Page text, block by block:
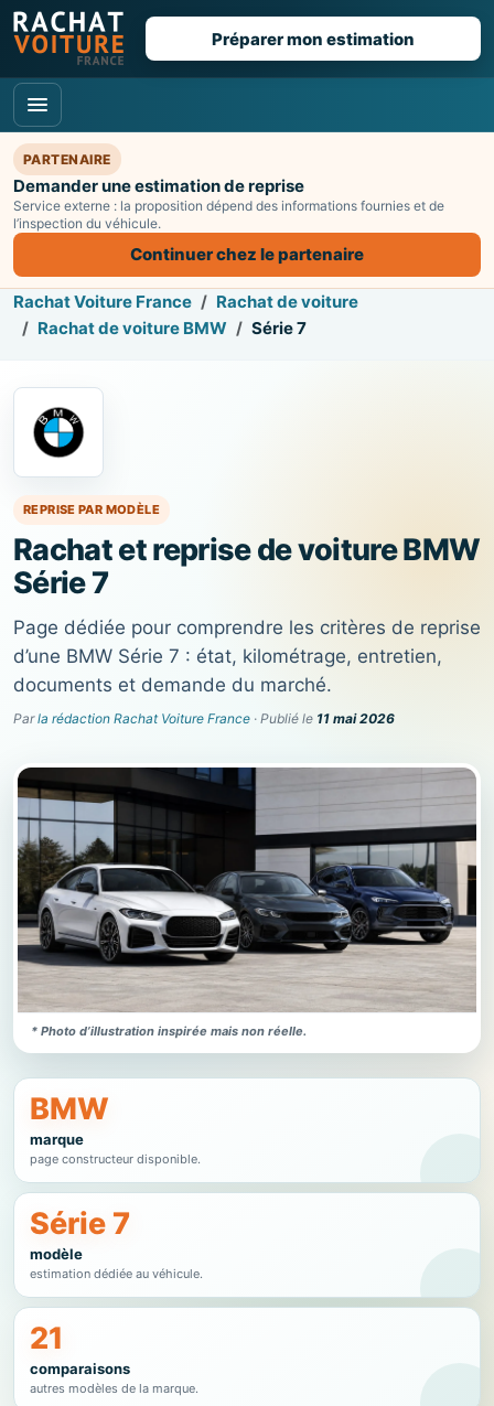
Préparer mon estimation
PARTENAIRE
Demander une estimation de reprise
Service externe : la proposition dépend des informations fournies et de
l’inspection du véhicule.
Continuer chez le partenaire
Rachat Voiture France
Rachat de voiture
Rachat de voiture BMW
Série 7
REPRISE PAR MODÈLE
Rachat et reprise de voiture BMW
Série 7
Page dédiée pour comprendre les critères de reprise
d’une BMW Série 7 : état, kilométrage, entretien,
documents et demande du marché.
Parla rédaction Rachat Voiture France · Publié le 11 mai 2026
* Photo d’illustration inspirée mais non réelle.
BMW
marque
page constructeur disponible.
Série 7
modèle
estimation dédiée au véhicule.
21
comparaisons
autres modèles de la marque.